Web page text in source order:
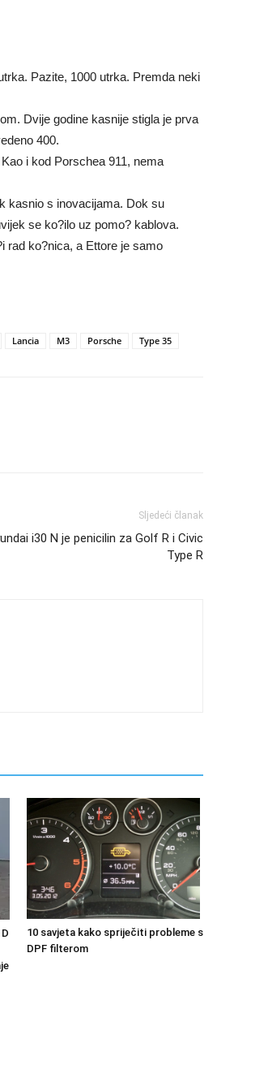
Pazite, 1000 utrka. Premda neki
Dvije godine kasnije stigla je prva
400.
i kod Porschea 911, nema
kasnio s inovacijama. Dok su
se ko?ilo uz pomo? kablova.
rad ko?nica, a Ettore je samo
Lancia M3 Porsche Type 35
Sljedeći članak
i30 N je penicilin za Golf R i Civic
Type R
10 savjeta kako spriječiti probleme s
DPF filterom